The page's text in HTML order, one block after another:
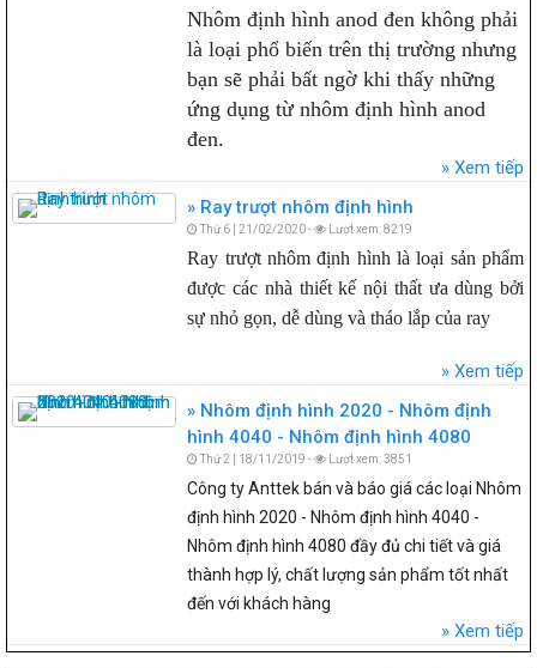
Nhôm định hình anod đen không phải
là loại phổ biến trên thị trường nhưng
bạn sẽ phải bất ngờ khi thấy những
ứng dụng từ nhôm định hình anod
đen.
Xem tiếp
Ray trượt nhôm định hình
Thứ 6 | 21/02/2020 - Lượt xem: 8219
Ray trượt nhôm định hình là loại sản phẩm
được các nhà thiết kế nội thất ưa dùng bởi
sự nhỏ gọn, dễ dùng và tháo lắp của ray
Xem tiếp
Nhôm định hình 2020 - Nhôm định
hình 4040 - Nhôm định hình 4080
Thứ 2 | 18/11/2019 - Lượt xem: 3851
Công ty Anttek bán và báo giá các loại Nhôm
định hình 2020 - Nhôm định hình 4040 -
Nhôm định hình 4080 đầy đủ chi tiết và giá
thành hợp lý, chất lượng sản phẩm tốt nhất
đến với khách hàng
Xem tiếp